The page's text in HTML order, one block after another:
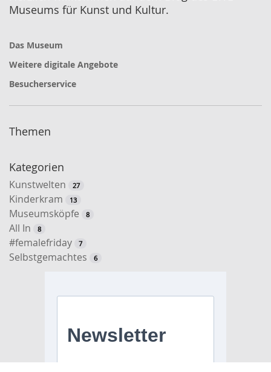
Museums für Kunst und Kultur.
Das Museum
Weitere digitale Angebote
Besucherservice
Themen
Kategorien
Kunstwelten 27
Kinderkram 13
Museumsköpfe 8
All In 8
#femalefriday 7
Selbstgemachtes 6